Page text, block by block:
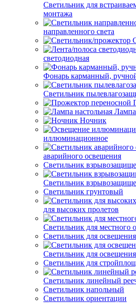
Светильник для
монтажа
направленного света
светодиодная
Фонарь карманный,
Светильник
Лампа
Ночник
иллюминационное
аварийного освещения
Светильник
Светильник
Светильник грунтовый
для высоких пролетов
Светильник для местного
Светильник для
Светильник для
Светильник для
Светильник линейный
Светильник напольный
Светильник ориентации